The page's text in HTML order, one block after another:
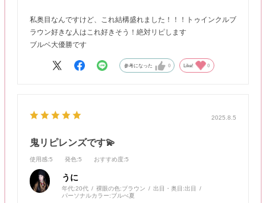
私奥目なんですけど、これ結構盛れました！！！トゥインクルブ
ラウン好きな人はこれ好きそう！絶対リピします
ブルベ大優勝です
参考になった 0 Like! 0
2025.8.5
鬼リピレンズです💫
使用感:5 発色:5 おすすめ度:5
うに
年代:20代 裸眼の色:ブラウン 出目・奥目:出目
パーソナルカラー:ブルべ夏